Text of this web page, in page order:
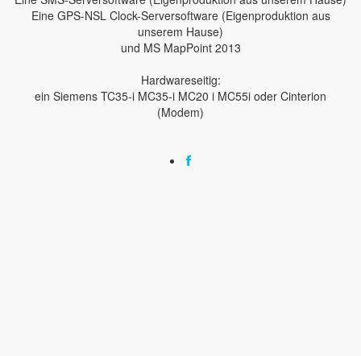
Eine GPS-NSL Clock-Serversoftware (Eigenproduktion aus
unserem Hause)
und MS MapPoint 2013
Hardwareseitig:
ein Siemens TC35-i MC35-i MC20 i MC55i oder Cinterion
(Modem)